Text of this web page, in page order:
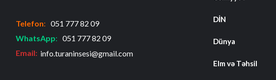
Telefon: 051 777 82 09
WhatsApp: 051 777 82 09
Email: info.turaninsesi@gmail.com
DİN
Dünya
Elm və Təhsil